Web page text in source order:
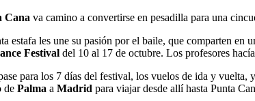
Cana va camino a convertirse en pesadilla para una
estafa les une su pasión por el baile, que comparten en
Festival del 10 al 17 de octubre. Los profesores
para los 7 días del festival, los vuelos de ida y
de Palma a Madrid para viajar desde allí hasta Punta